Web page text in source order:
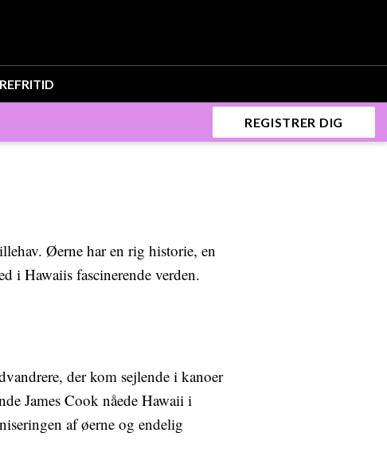
FRITID
REGISTRER DIG
Øerne har en rig historie, en
i Hawaiis fascinerende verden.
der kom sejlende i kanoer
James Cook nåede Hawaii i
af øerne og endelig